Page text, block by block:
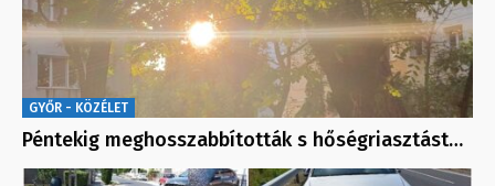
GYŐR - KÖZÉLET
Péntekig meghosszabbították s hőségriasztást…